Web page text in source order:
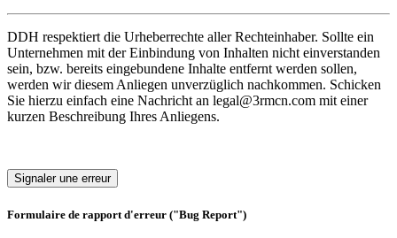
DDH respektiert die Urheberrechte aller Rechteinhaber. Sollte ein
Unternehmen mit der Einbindung von Inhalten nicht einverstanden
sein, bzw. bereits eingebundene Inhalte entfernt werden sollen,
werden wir diesem Anliegen unverzüglich nachkommen. Schicken
Sie hierzu einfach eine Nachricht an legal@3rmcn.com mit einer
kurzen Beschreibung Ihres Anliegens.
Signaler une erreur
Formulaire de rapport d'erreur ("Bug Report")